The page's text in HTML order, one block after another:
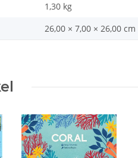
1,30 kg
26,00 × 7,00 × 26,00 cm